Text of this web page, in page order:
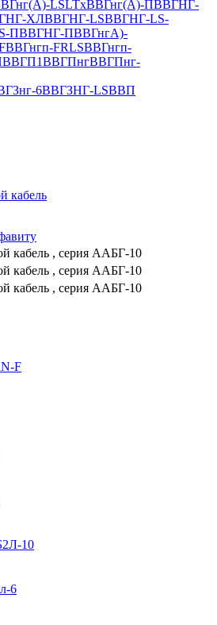
LSLTxВВГнг(А)-ПВВГНГ-
ХЛВВГНГ-LSВВГНГ-LS-
ПВВГНГ-ПВВГнгА)-
ВВГнгп-FRLSВВГнгп-
ВВГП1ВВГПнгВВГПнг-
6ВВГЗНГ-LSВВП
кабель
кабель , серия ААБГ-10
кабель , серия ААБГ-10
кабель , серия ААБГ-10
F
10
6